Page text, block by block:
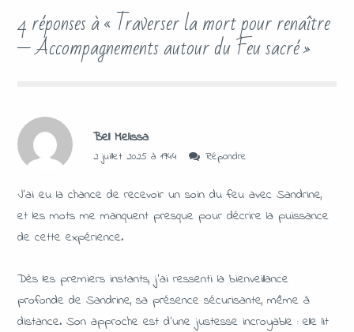
4 réponses à « Traverser la mort pour renaître
— Accompagnements autour du Feu sacré »
Bell Melissa
2 juillet 2025 à 19:44 Répondre
J’ai eu la chance de recevoir un soin du feu avec Sandrine,
et les mots me manquent presque pour décrire la puissance
de cette expérience.
Dès les premiers instants, j’ai ressenti la bienveillance
profonde de Sandrine, sa présence sécurisante, même à
distance. Son approche est d’une justesse incroyable : elle lit